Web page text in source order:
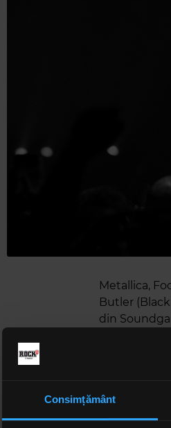
Consimțământ
Metallica,
Butler
din
"For Whom